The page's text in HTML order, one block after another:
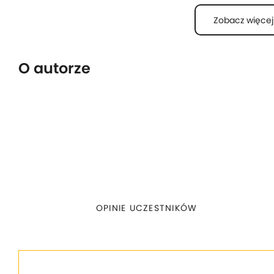
Na koniec odkryjesz PencilBlue, złożony system
typu. Dowiesz się, jak zacząć z tym CMS-em,
Zobacz więcej
O autorze
OPINIE UCZESTNIKÓW